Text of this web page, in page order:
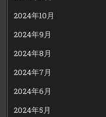
2024年10月
2024年9月
2024年8月
2024年7月
2024年6月
2024年5月